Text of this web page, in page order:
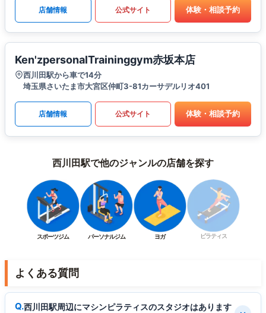
店舗情報 公式サイト 体験・相談予約
Ken'zpersonalTraininggym赤坂本店
西川田駅から車で14分
埼玉県さいたま市大宮区仲町3-81カーサデルリオ401
店舗情報 公式サイト 体験・相談予約
西川田駅で他のジャンルの店舗を探す
スポーツジム パーソナルジム ヨガ ピラティス
よくある質問
西川田駅周辺にマシンピラティスのスタジオはあります